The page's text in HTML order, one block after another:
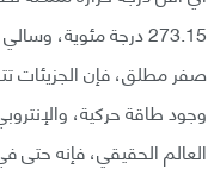
صفر مطلق، فإن الجزيئات
وجود طاقة حركية،
العالم الحقيقي، فإنه